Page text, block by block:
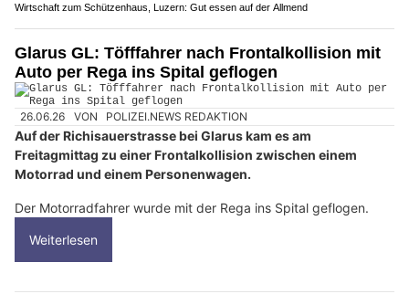
Wirtschaft zum Schützenhaus, Luzern: Gut essen auf der Allmend
Glarus GL: Töfffahrer nach Frontalkollision mit
Auto per Rega ins Spital geflogen
26.06.26 VON POLIZEI.NEWS REDAKTION
Auf der Richisauerstrasse bei Glarus kam es am
Freitagmittag zu einer Frontalkollision zwischen einem
Motorrad und einem Personenwagen.
Der Motorradfahrer wurde mit der Rega ins Spital geflogen.
Weiterlesen